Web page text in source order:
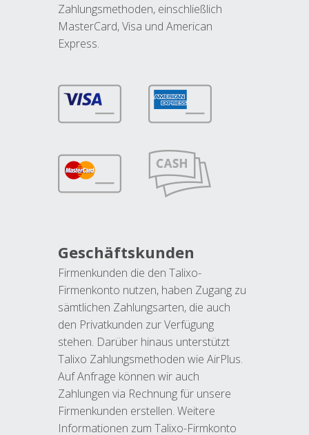
Zahlungsmethoden, einschließlich
MasterCard, Visa und American
Express.
Geschäftskunden
Firmenkunden die den Talixo-
Firmenkonto nutzen, haben Zugang zu
sämtlichen Zahlungsarten, die auch
den Privatkunden zur Verfügung
stehen. Darüber hinaus unterstützt
Talixo Zahlungsmethoden wie AirPlus.
Auf Anfrage können wir auch
Zahlungen via Rechnung für unsere
Firmenkunden erstellen. Weitere
Informationen zum Talixo-Firmkonto